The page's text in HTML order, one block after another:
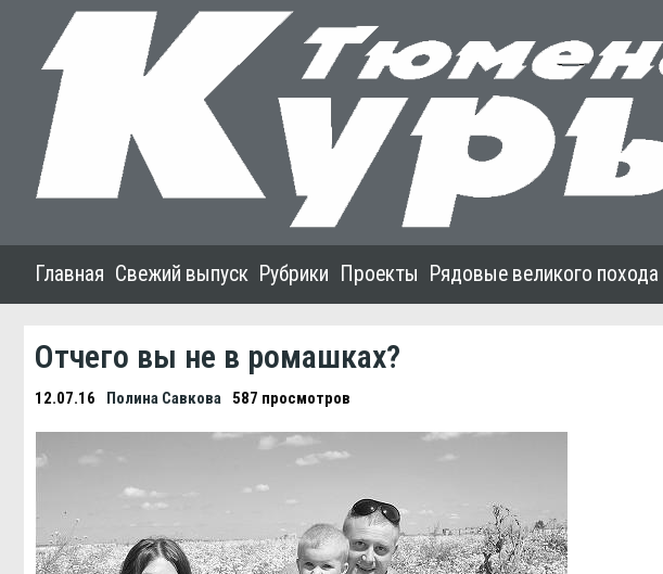
Главная Свежий выпуск Рубрики Проекты Рядовые великого похода
Отчего вы не в ромашках?
12.07.16 Полина Савкова 587 просмотров